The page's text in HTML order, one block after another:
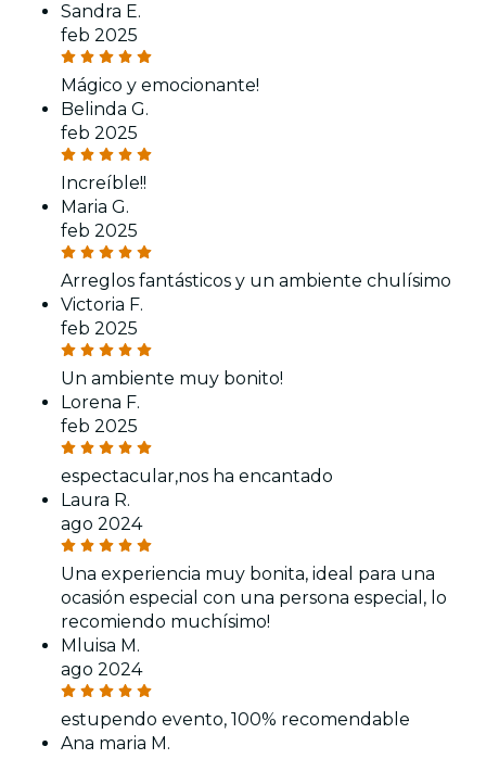
Sandra E.
feb 2025
Mágico y emocionante!
Belinda G.
feb 2025
Increíble!!
Maria G.
feb 2025
Arreglos fantásticos y un ambiente chulísimo
Victoria F.
feb 2025
Un ambiente muy bonito!
Lorena F.
feb 2025
espectacular,nos ha encantado
Laura R.
ago 2024
Una experiencia muy bonita, ideal para una
ocasión especial con una persona especial, lo
recomiendo muchísimo!
Mluisa M.
ago 2024
estupendo evento, 100% recomendable
Ana maria M.